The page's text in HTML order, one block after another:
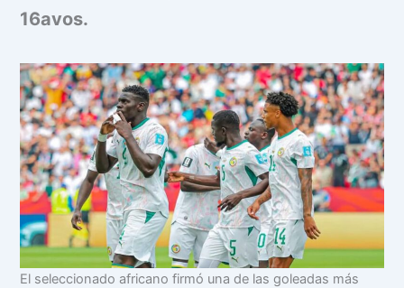
16avos.
El seleccionado africano firmó una de las goleadas más